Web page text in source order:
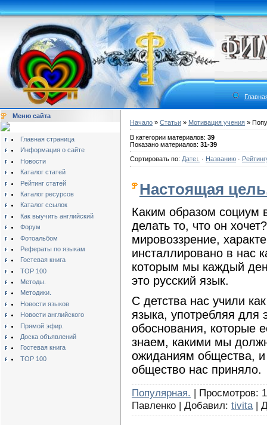
Меню сайта
Главная страница
Информация о сайте
Новости
Каталог статей
Рейтинг статей
Каталог ресурсов
Каталог ссылок
Как выучить английский
Форум
Фотоальбом
Рефераты по языкам
Гостевая книга
TOP 100
Методы.
Методики.
Новости языков
Новости английского
Прямой эфир.
Доска объявлений
Гостевая книга
TOP 100
Начало » Статьи » Мотивация учения »
В категории материалов: 39
Показано материалов: 31-39
Сортировать по: Дате · Названию ·
Настоящая
Каким образом социум
делать то, что он
мировоззрение,
инсталлировано в нас
которым мы каждый
это русский язык.
С детства нас учили
языка, употребляя для
обоснования, которые
знаем, какими мы
ожиданиям общества, и
общество нас приняло.
Популярная. | Просмотров:
Павленко | Добавил: tivita |